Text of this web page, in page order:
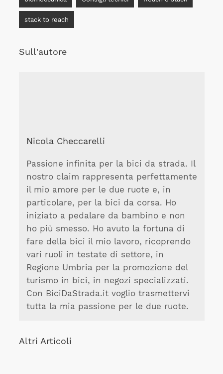
stack to reach
Sull'autore
Nicola Checcarelli
Passione infinita per la bici da strada. Il
nostro claim rappresenta perfettamente
il mio amore per le due ruote e, in
particolare, per la bici da corsa. Ho
iniziato a pedalare da bambino e non
ho più smesso. Ho avuto la fortuna di
fare della bici il mio lavoro, ricoprendo
vari ruoli in testate di settore, in
Regione Umbria per la promozione del
turismo in bici, in negozi specializzati.
Con BiciDaStrada.it voglio trasmettervi
tutta la mia passione per le due ruote.
Altri Articoli